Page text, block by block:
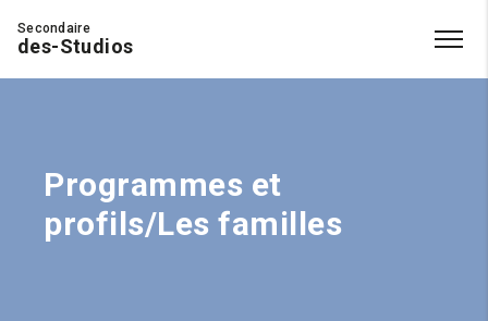
Secondaire
des-Studios
Programmes et
profils/Les familles